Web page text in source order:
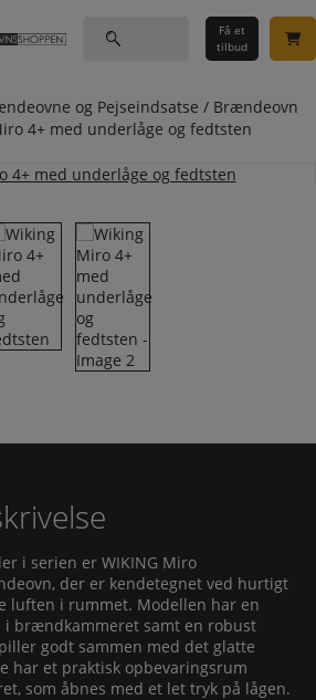
efter:
Få et
tilbud
og Pejseindsatse / Brændeovn
4+ med underlåge og fedtsten
i serien er WIKING Miro
der er kendetegnet ved hurtigt
luften i rummet. Modellen har en
i brændkammeret samt en robust
godt sammen med det glatte
har et praktisk opbevaringsrum
som åbnes med et let tryk på lågen.